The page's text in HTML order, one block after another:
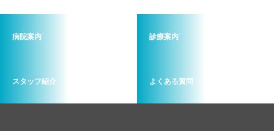
病院案内 診療案内
スタッフ紹介 よくある質問